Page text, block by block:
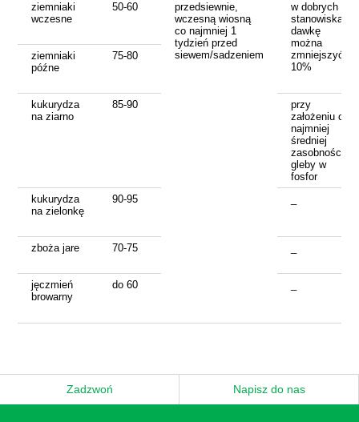
ziemniaki
wczesne
50-60
przedsiewnie,
wczesną wiosną
co najmniej 1
tydzień przed
siewem/sadzeniem
w dobrych
stanowiskach
dawkę
można
zmniejszyć o
10%
ziemniaki
późne
75-80
kukurydza
na ziarno
85-90
przy
założeniu co
najmniej
średniej
zasobności
gleby w
fosfor
kukurydza
na zielonkę
90-95
zboża jare 70-75
jęczmień
browarny
do 60
Zadzwoń Napisz do nas